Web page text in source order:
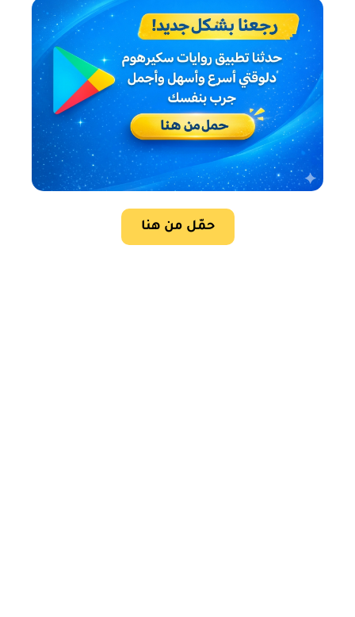
حمّل من هنا